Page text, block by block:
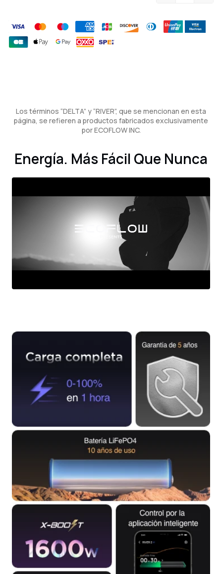
Los términos “DELTA” y “RIVER”, que se mencionan en esta
página, se refieren a productos fabricados exclusivamente
por ECOFLOW INC.
Energía. Más Fácil Que Nunca